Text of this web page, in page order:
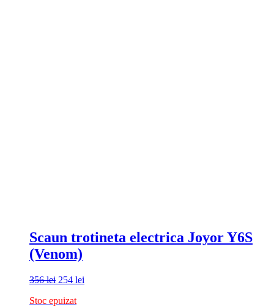
Scaun trotineta electrica Joyor Y6S
(Venom)
356lei Prețul
a
254 lei
Stoc epuizat